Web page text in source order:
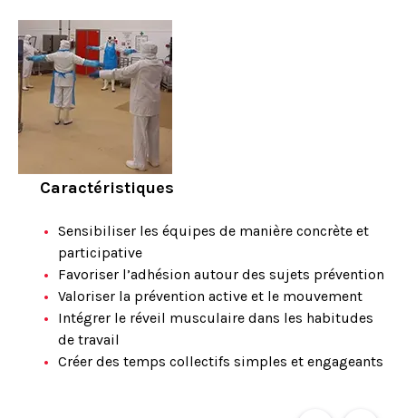
Caractéristiques
Sensibiliser les équipes de manière concrète et
participative
Favoriser l’adhésion autour des sujets prévention
Valoriser la prévention active et le mouvement
Intégrer le réveil musculaire dans les habitudes
de travail
Créer des temps collectifs simples et engageants